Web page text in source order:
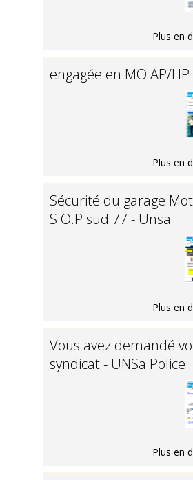
Plus en
engagée en MO AP/HP
Plus en
Sécurité du garage
S.O.P sud 77 - Unsa
Plus en
Vous avez demandé
syndicat - UNSa Police
Plus en